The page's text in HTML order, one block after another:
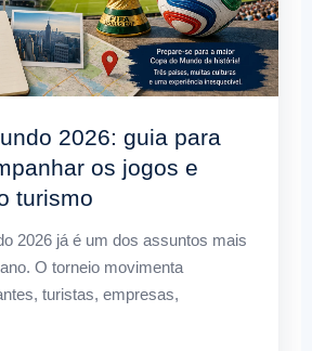
2026: guia para
os jogos e
turismo
2026 já é um dos assuntos mais
O torneio movimenta
turistas, empresas,